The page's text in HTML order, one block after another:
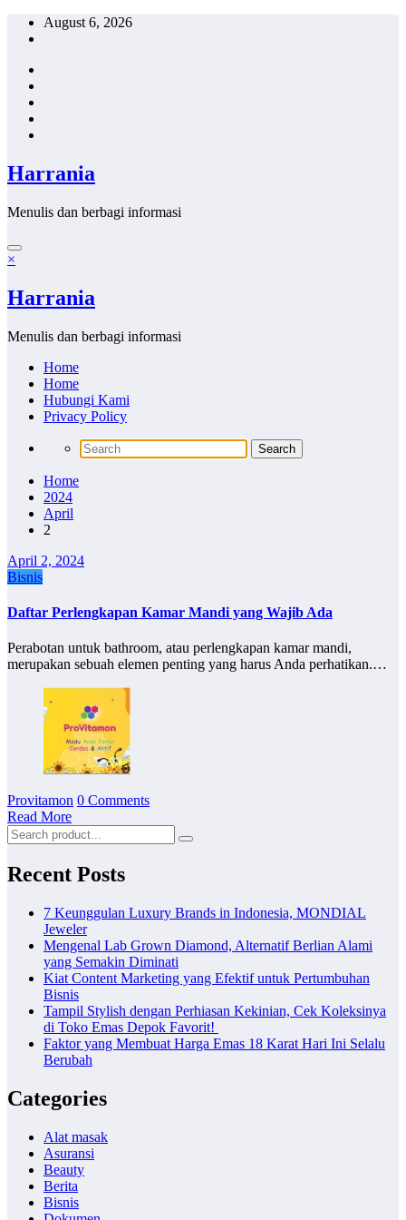
Skip
August 6, 2026
Harrania
Menulis dan berbagi informasi
×
Harrania
Menulis dan berbagi informasi
Home
Home
Hubungi Kami
Privacy Policy
Home
2024
April
2
April 2, 2024
Bisnis
Daftar Perlengkapan Kamar Mandi yang Wajib Ada
Perabotan untuk bathroom, atau perlengkapan kamar mandi,
merupakan sebuah elemen penting yang harus Anda perhatikan.…
Provitamon 0 Comments
Read More
Recent Posts
7 Keunggulan Luxury Brands in Indonesia, MONDIAL
Jeweler
Mengenal Lab Grown Diamond, Alternatif Berlian Alami
yang Semakin Diminati
Kiat Content Marketing yang Efektif untuk Pertumbuhan
Bisnis
Tampil Stylish dengan Perhiasan Kekinian, Cek Koleksinya
di Toko Emas Depok Favorit!
Faktor yang Membuat Harga Emas 18 Karat Hari Ini Selalu
Berubah
Categories
Alat masak
Asuransi
Beauty
Berita
Bisnis